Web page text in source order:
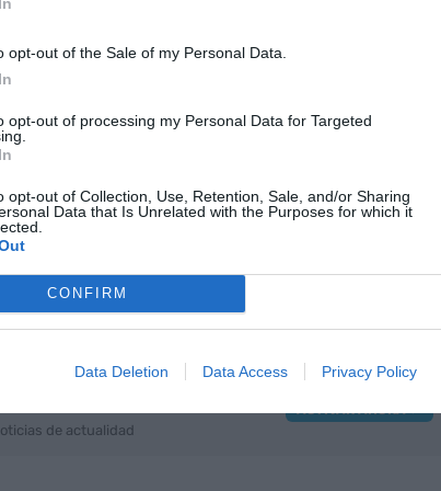
opt-out of the Sale of my Personal Data.
opt-out of processing my Personal Data for Targeted
opt-out of Collection, Use, Retention, Sale, and/or Sharing
Data that Is Unrelated with the Purposes for which it
CONFIRM
Data Deletion Data Access Privacy Policy
ha agotado las entradas y ha registrado un
al máximo de ocupación los talleres
jornadas. El Escenario Gastronómico ha
del sello Girona Excel·lent, con 22
el Día del Agente Comercial y se han
Associació d'Empresaris i Emprenedors de
Business Lunch, que ha servido para reforzar
de actualidad
ACTIVAR AHORA